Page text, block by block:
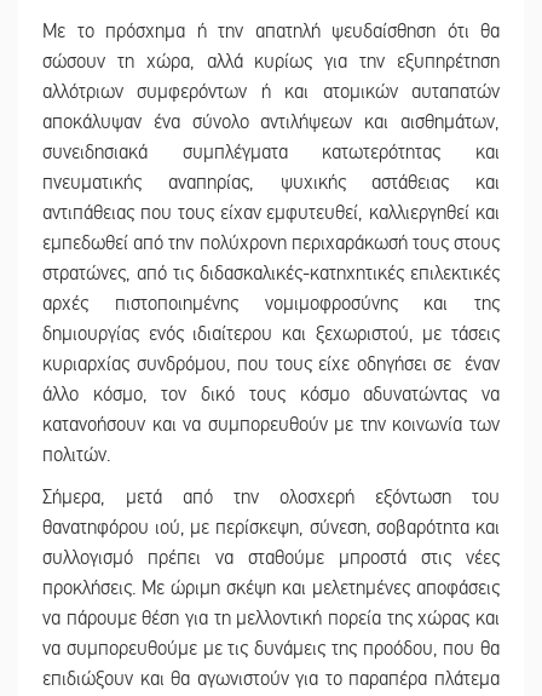
Με το πρόσχημα ή την απατηλή ψευδαίσθηση ότι θα
σώσουν τη χώρα, αλλά κυρίως για την εξυπηρέτηση
αλλότριων συμφερόντων ή και ατομικών αυταπατών
αποκάλυψαν ένα σύνολο αντιλήψεων και αισθημάτων,
συνειδησιακά συμπλέγματα κατωτερότητας και
πνευματικής αναπηρίας, ψυχικής αστάθειας και
αντιπάθειας που τους είχαν εμφυτευθεί, καλλιεργηθεί και
εμπεδωθεί από την πολύχρονη περιχαράκωσή τους στους
στρατώνες, από τις διδασκαλικές-κατηχητικές επιλεκτικές
αρχές πιστοποιημένης νομιμοφροσύνης και της
δημιουργίας ενός ιδιαίτερου και ξεχωριστού, με τάσεις
κυριαρχίας συνδρόμου, που τους είχε οδηγήσει σε έναν
άλλο κόσμο, τον δικό τους κόσμο αδυνατώντας να
κατανοήσουν και να συμπορευθούν με την κοινωνία των
πολιτών.
Σήμερα, μετά από την ολοσχερή εξόντωση του
θανατηφόρου ιού, με περίσκεψη, σύνεση, σοβαρότητα και
συλλογισμό πρέπει να σταθούμε μπροστά στις νέες
προκλήσεις. Με ώριμη σκέψη και μελετημένες αποφάσεις
να πάρουμε θέση για τη μελλοντική πορεία της χώρας και
να συμπορευθούμε με τις δυνάμεις της προόδου, που θα
επιδιώξουν και θα αγωνιστούν για το παραπέρα πλάτεμα